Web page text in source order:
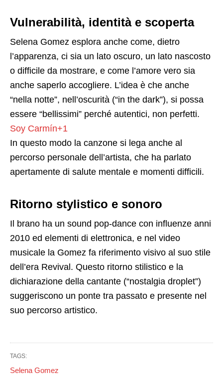
Vulnerabilità, identità e scoperta
Selena Gomez esplora anche come, dietro
l’apparenza, ci sia un lato oscuro, un lato nascosto
o difficile da mostrare, e come l’amore vero sia
anche saperlo accogliere. L’idea è che anche
“nella notte”, nell’oscurità (“in the dark”), si possa
essere “bellissimi” perché autentici, non perfetti.
Soy Carmín+1
In questo modo la canzone si lega anche al
percorso personale dell’artista, che ha parlato
apertamente di salute mentale e momenti difficili.
Ritorno stylistico e sonoro
Il brano ha un sound pop-dance con influenze anni
2010 ed elementi di elettronica, e nel video
musicale la Gomez fa riferimento visivo al suo stile
dell’era Revival. Questo ritorno stilistico e la
dichiarazione della cantante (“nostalgia droplet”)
suggeriscono un ponte tra passato e presente nel
suo percorso artistico.
TAGS:
Selena Gomez